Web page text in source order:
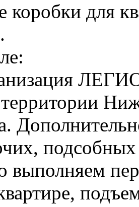
коробки для
территории
выполняем